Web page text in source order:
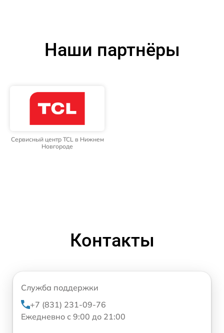
Наши партнёры
Сервисный центр TCL в Нижнем
Новгороде
Контакты
Служба поддержки
+7 (831) 231-09-76
Ежедневно с 9:00 до 21:00